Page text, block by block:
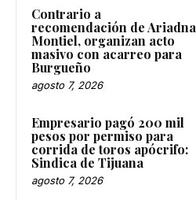
Contrario a
recomendación de Ariadna
Montiel, organizan acto
masivo con acarreo para
Burgueño
agosto 7, 2026
Empresario pagó 200 mil
pesos por permiso para
corrida de toros apócrifo:
Sindica de Tijuana
agosto 7, 2026